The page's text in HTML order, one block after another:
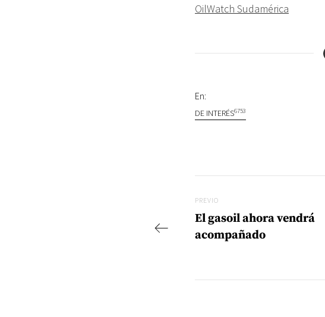
OilWatch Sudamérica
En:
DE INTERÉS6753
Previo
PREVIO
El gasoil ahora vendrá
acompañado